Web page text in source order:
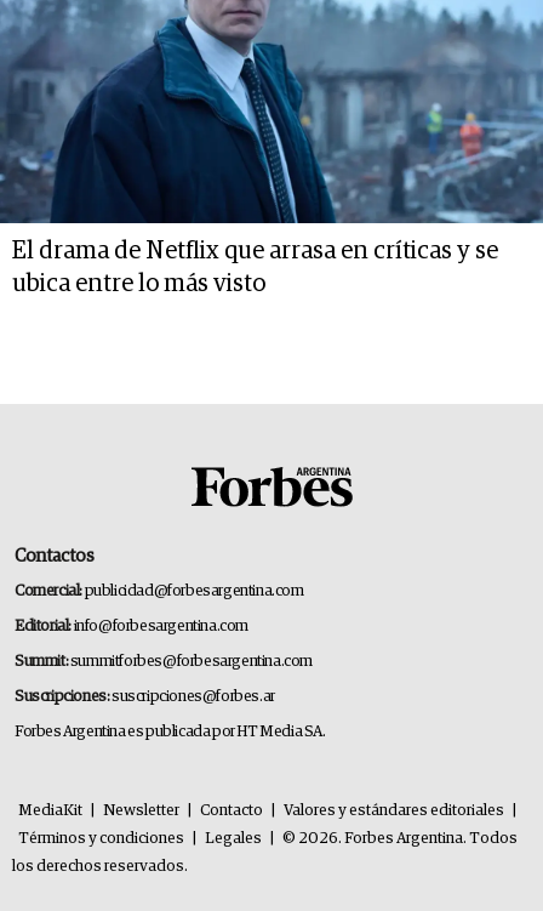
El drama de Netflix que arrasa en críticas y se
ubica entre lo más visto
Contactos
Comercial:publicidad@forbesargentina.com
Editorial:info@forbesargentina.com
Summit:summitforbes@forbesargentina.com
Suscripciones:suscripciones@forbes.ar
Forbes Argentina es publicada por HT Media SA.
MediaKit Newsletter Contacto Valores y estándares editoriales
Términos y condiciones
Legales
© 2026. Forbes Argentina. Todos
los derechos reservados.